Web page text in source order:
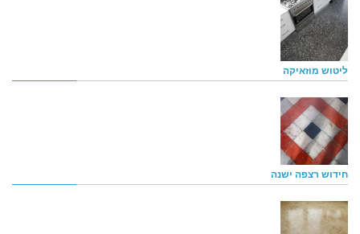
ליטוש מוזאיקה
חידוש רצפה ישנה